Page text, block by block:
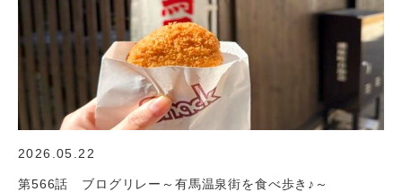
2026.05.22
第566話 ブログリレー～有馬温泉街を食べ歩き♪～